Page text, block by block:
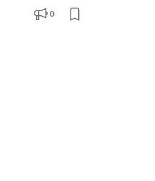
追うのではなく、
0